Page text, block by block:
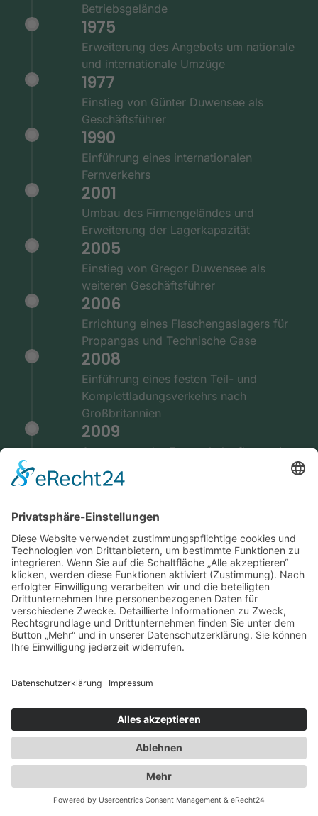
Betriebsgelände
1975
Erweiterung des Angebots um nationale
und internationale Umzüge
1977
Einstieg von Günter Duwensee als
Geschäftsführer
1990
Einführung eines internationalen
Fernverkehrs
2001
Umbau des Firmengeländes und
Erweiterung der Lagerkapazität
2005
Einstieg von Gregor Duwensee als
weiteren Geschäftsführer
2006
Errichtung eines Flaschengaslagers für
Propangas und Technische Gase
2008
Einführung eines festen Teil- und
Komplettladungsverkehrs nach
Großbritannien
2009
Ausstattung der Fernverkehrsflotte mit
GPS und Telematiksystemen
2010
Flaschengaslagers für Propangas und
Technische Gase
2014
Umzug innerhalb Heusenstamms in
unsere neuen Räumlichkeiten an der
Martinseestraße 1
2015
50 Jahre Erfolgsgeschichte. Die Spedition
2016
Ausbau des Speditionshofes um 4000 qm
2017
Erweiterung der Lagerfläche auf knapp
18000 qm
Implementierung eines